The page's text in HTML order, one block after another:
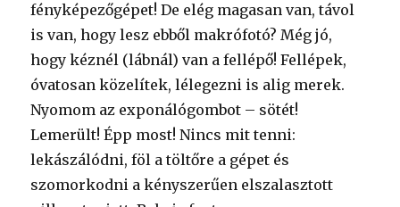
fényképezőgépet! De elég magasan van, távol
is van, hogy lesz ebből makrófotó? Még jó,
hogy kéznél (lábnál) van a fellépő! Fellépek,
óvatosan közelítek, lélegezni is alig merek.
Nyomom az exponálógombot – sötét!
Lemerült! Épp most! Nincs mit tenni:
lekászálódni, föl a töltőre a gépet és
szomorkodni a kényszerűen elszalasztott